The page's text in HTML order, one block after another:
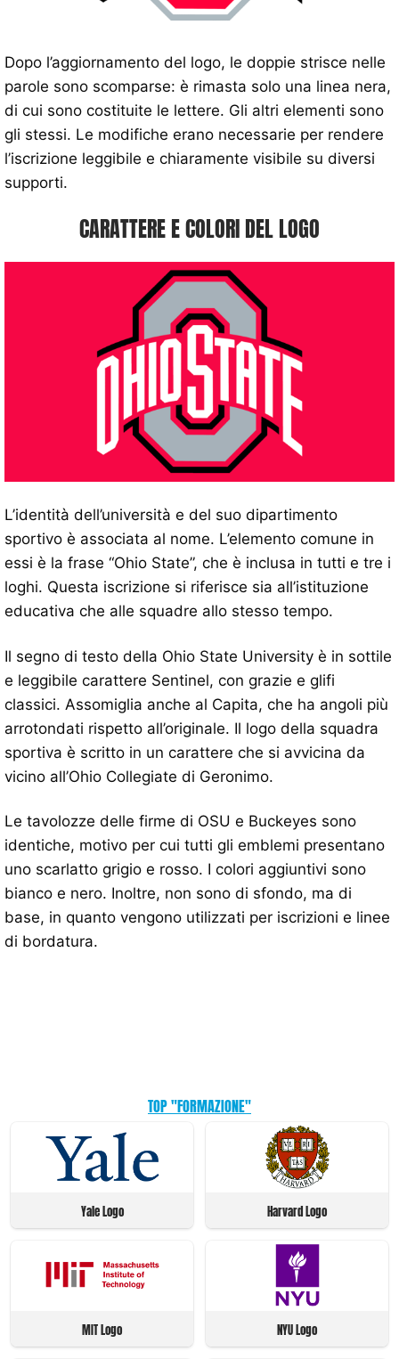
Dopo l’aggiornamento del logo, le doppie strisce nelle
parole sono scomparse: è rimasta solo una linea nera,
di cui sono costituite le lettere. Gli altri elementi sono
gli stessi. Le modifiche erano necessarie per rendere
l’iscrizione leggibile e chiaramente visibile su diversi
supporti.
CARATTERE E COLORI DEL LOGO
L’identità dell’università e del suo dipartimento
sportivo è associata al nome. L’elemento comune in
essi è la frase “Ohio State”, che è inclusa in tutti e tre i
loghi. Questa iscrizione si riferisce sia all’istituzione
educativa che alle squadre allo stesso tempo.
Il segno di testo della Ohio State University è in sottile
e leggibile carattere Sentinel, con grazie e glifi
classici. Assomiglia anche al Capita, che ha angoli più
arrotondati rispetto all’originale. Il logo della squadra
sportiva è scritto in un carattere che si avvicina da
vicino all’Ohio Collegiate di Geronimo.
Le tavolozze delle firme di OSU e Buckeyes sono
identiche, motivo per cui tutti gli emblemi presentano
uno scarlatto grigio e rosso. I colori aggiuntivi sono
bianco e nero. Inoltre, non sono di sfondo, ma di
base, in quanto vengono utilizzati per iscrizioni e linee
di bordatura.
TOP "FORMAZIONE"
Yale Logo Harvard Logo
MIT Logo NYU Logo